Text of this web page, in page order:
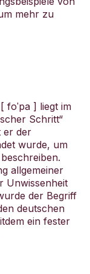
mehr zu
foˈpa ] liegt im
Schritt“
er der
wurde, um
allgemeiner
Unwissenheit
der Begriff
deutschen
ein fester